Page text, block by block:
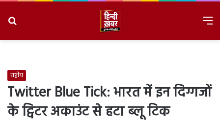
राष्ट्रीय
Twitter Blue Tick: भारत में इन दिग्गजों
के ट्विटर अकाउंट से हटा ब्लू टिक